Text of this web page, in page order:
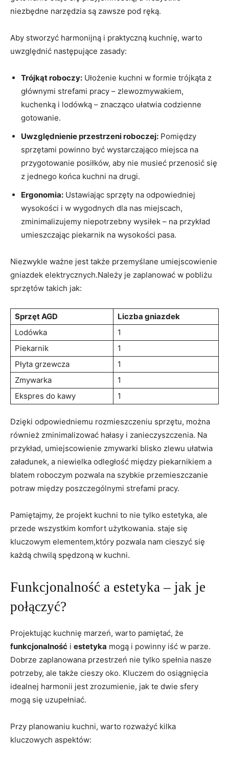
niezbędne narzędzia są zawsze pod‌ ręką.
Aby stworzyć harmonijną i praktyczną kuchnię, warto⁣
uwzględnić następujące zasady:
Trójkąt roboczy: Ułożenie kuchni ⁢w formie trójkąta z
głównymi strefami pracy – zlewozmywakiem,
kuchenką i lodówką – ⁣znacząco ⁣ułatwia codzienne
gotowanie.
Uwzględnienie przestrzeni roboczej: Pomiędzy
sprzętami ⁣powinno być wystarczająco miejsca na
przygotowanie⁣ posiłków, aby nie ‌musieć przenosić się
⁣z jednego końca kuchni na drugi.
Ergonomia: Ustawiając sprzęty na odpowiedniej
wysokości i ‍w⁣ wygodnych dla nas miejscach,
zminimalizujemy niepotrzebny wysiłek – na przykład
‍umieszczając piekarnik na wysokości pasa.
Niezwykle ważne jest także przemyślane umiejscowienie
gniazdek elektrycznych.Należy je zaplanować ​w pobliżu​
sprzętów takich⁣ jak:
Sprzęt AGD
Liczba gniazdek
Lodówka
1
Piekarnik
1
Płyta grzewcza
1
Zmywarka
1
Ekspres do kawy
1
Dzięki odpowiedniemu rozmieszczeniu sprzętu, można
również zminimalizować hałasy i zanieczyszczenia. Na
przykład, umiejscowienie⁤ zmywarki blisko zlewu ułatwia
załadunek, ‌a niewielka odległość między piekarnikiem a‌
blatem roboczym pozwala na szybkie przemieszczanie
potraw między poszczególnymi strefami pracy.
Pamiętajmy, że projekt ‌kuchni to nie‍ tylko estetyka, ale
przede‌ wszystkim komfort użytkowania. staje się
kluczowym elementem,który pozwala nam cieszyć się
⁣każdą chwilą spędzoną w kuchni.
Funkcjonalność a​ estetyka – jak je
połączyć?
Projektując‍ kuchnię ⁢marzeń, warto pamiętać, że
funkcjonalność i estetyka mogą i powinny iść w parze.
Dobrze zaplanowana przestrzeń nie tylko ⁤spełnia nasze
potrzeby,‍ ale także ⁤cieszy oko. Kluczem do osiągnięcia
idealnej harmonii jest zrozumienie, jak te‍ dwie sfery
mogą się uzupełniać.
Przy planowaniu‌ kuchni, warto rozważyć kilka
kluczowych aspektów: